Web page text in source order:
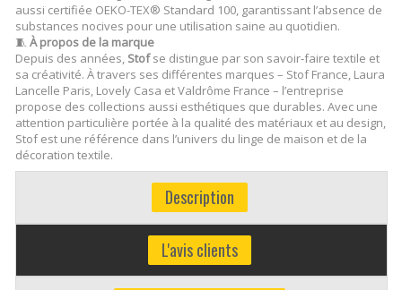
aussi certifiée OEKO-TEX® Standard 100, garantissant l’absence de
substances nocives pour une utilisation saine au quotidien.
🧵À propos de la marque
Depuis des années, Stofse distingue par son savoir-faire textile et
sa créativité. À travers ses différentes marques – Stof France, Laura
Lancelle Paris, Lovely Casa et Valdrôme France – l’entreprise
propose des collections aussi esthétiques que durables. Avec une
attention particulière portée à la qualité des matériaux et au design,
Stof est une référence dans l’univers du linge de maison et de la
décoration textile.
Description
L'avis clients